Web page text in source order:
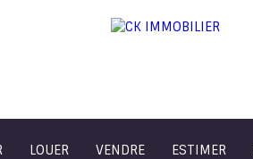
LOUER VENDRE ESTIMER